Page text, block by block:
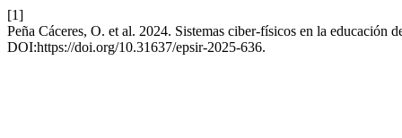
[1]
Peña Cáceres, O. et al. 2024. Sistemas ciber-físicos en la educación
DOI:https://doi.org/10.31637/epsir-2025-636.